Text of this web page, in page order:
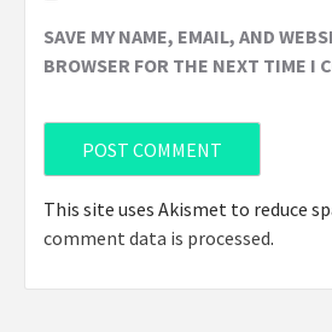
SAVE MY NAME, EMAIL, AND
BROWSER FOR THE NEXT TIME I
This site uses Akismet to reduce
comment data is processed.